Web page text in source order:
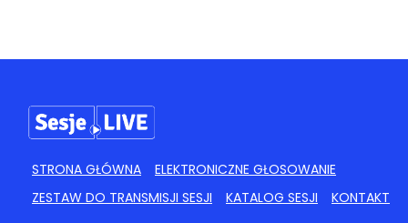
STRONA GŁÓWNA
ELEKTRONICZNE GŁOSOWANIE
ZESTAW DO TRANSMISJI SESJI
KATALOG SESJI KONTAKT